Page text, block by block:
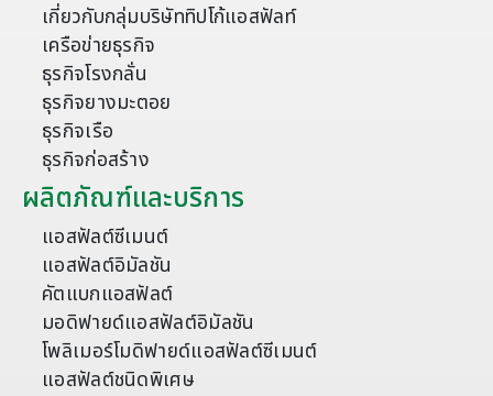
เกี่ยวกับกลุ่มบริษัททิปโก้แอสฟัลท์
เครือข่ายธุรกิจ
ธุรกิจโรงกลั่น
ธุรกิจยางมะตอย
ธุรกิจเรือ
ธุรกิจก่อสร้าง
ผลิตภัณฑ์และบริการ
แอสฟัลต์ซีเมนต์
แอสฟัลต์อิมัลชัน
คัตแบกแอสฟัลต์
มอดิฟายด์แอสฟัลต์อิมัลชัน
โพลิเมอร์โมดิฟายด์แอสฟัลต์ซีเมนต์
แอสฟัลต์ชนิดพิเศษ